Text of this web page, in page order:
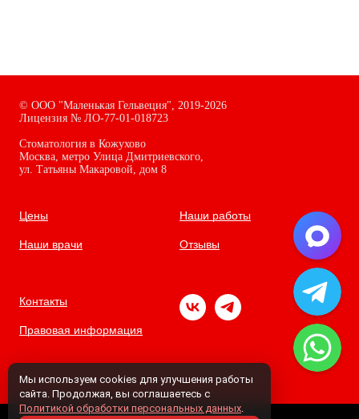
Мы используем cookies для улучшения работы
сайта. Продолжая, вы соглашаетесь с
Политикой обработки персональных данных.
© ООО "Маленькая Гельвеция", 2019-2026
Лицензия № ЛО-77-01-018723
Стоматология в Кожухово
Москва, метро Улица Дмитриевского,
ул. Татьяны Макаровой, дом 8
Цены
Наши врачи
Наши работы
Отзывы
Контакты
Правовая информация